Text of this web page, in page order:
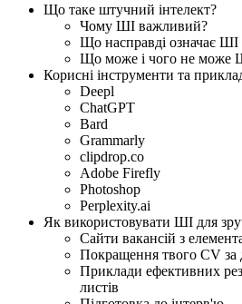
Що таке штучний інтелект?
Чому ШІ важливий?
Що насправді означає ШІ
Що може і чого не може
Корисні інструменти та
Deepl
ChatGPT
Bard
Grammarly
clipdrop.co
Adobe Firefly
Photoshop
Perplexity.ai
Як використовувати ШІ для
Сайти вакансій з
Покращення твого CV
Приклади ефективних
листів